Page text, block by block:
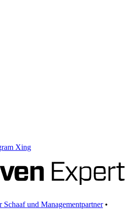
Xing
Schaaf und Managementpartner•